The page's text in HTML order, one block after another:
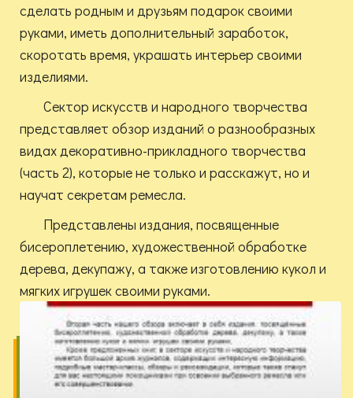
сделать родным и друзьям подарок своими
руками, иметь дополнительный заработок,
скоротать время, украшать интерьер своими
изделиями.
Сектор искусств и народного творчества
представляет обзор изданий о разнообразных
видах декоративно-прикладного творчества
(часть 2), которые не только и расскажут, но и
научат секретам ремесла.
Представлены издания, посвященные
бисероплетению, художественной обработке
дерева, декупажу, а также изготовлению кукол и
мягких игрушек своими руками.